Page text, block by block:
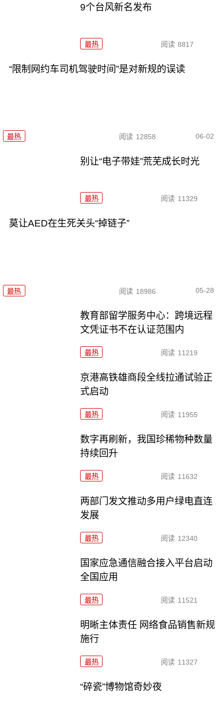
9个台风新名发布
最热 阅读 8817
“限制网约车司机驾驶时间”是对新规的误读
最热 阅读 12858 06-02
别让“电子带娃”荒芜成长时光
最热 阅读 11329
莫让AED在生死关头“掉链子”
最热 阅读 18986 05-28
教育部留学服务中心：跨境远程
文凭证书不在认证范围内
最热 阅读 11219
京港高铁雄商段全线拉通试验正
式启动
最热 阅读 11955
数字再刷新，我国珍稀物种数量
持续回升
最热 阅读 11632
两部门发文推动多用户绿电直连
发展
最热 阅读 12340
国家应急通信融合接入平台启动
全国应用
最热 阅读 11521
明晰主体责任 网络食品销售新规
施行
最热 阅读 11327
“碎瓷”博物馆奇妙夜